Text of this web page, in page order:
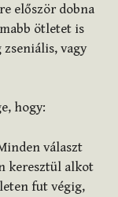
először dobna
ötletet is
zseniális, vagy
hogy:
választ
keresztül alkot
fut végig,